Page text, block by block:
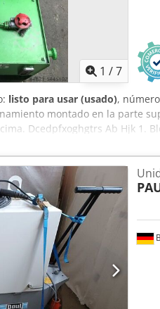
1 /7
listo para usar (usado),
montado en la parte
Dcedpfxoghgtrs Ab Hjk 1.
de funcionamiento: 319
incluyendo aceite